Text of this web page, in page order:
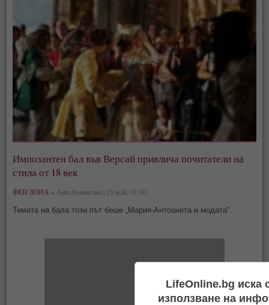
Импозантен бал във Версай привлича почитатели на
стила от 18 век
ФЕН ЗОНА » Ани Атанасова | 29 май, 01:30
Темата на бала този път беше „Мария-Антоанета и модата“
LifeOnline.bg иска
използване на